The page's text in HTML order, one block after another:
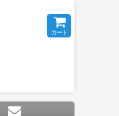
カート